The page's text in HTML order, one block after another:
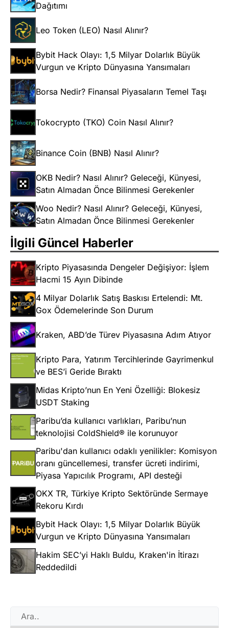
Dağıtımı
Leo Token (LEO) Nasıl Alınır?
Bybit Hack Olayı: 1,5 Milyar Dolarlık Büyük
Vurgun ve Kripto Dünyasına Yansımaları
Borsa Nedir? Finansal Piyasaların Temel Taşı
Tokocrypto (TKO) Coin Nasıl Alınır?
Binance Coin (BNB) Nasıl Alınır?
OKB Nedir? Nasıl Alınır? Geleceği, Künyesi,
Satın Almadan Önce Bilinmesi Gerekenler
Woo Nedir? Nasıl Alınır? Geleceği, Künyesi,
Satın Almadan Önce Bilinmesi Gerekenler
İlgili Güncel Haberler
Kripto Piyasasında Dengeler Değişiyor: İşlem
Hacmi 15 Ayın Dibinde
4 Milyar Dolarlık Satış Baskısı Ertelendi: Mt.
Gox Ödemelerinde Son Durum
Kraken, ABD’de Türev Piyasasına Adım Atıyor
Kripto Para, Yatırım Tercihlerinde Gayrimenkul
ve BES’i Geride Bıraktı
Midas Kripto’nun En Yeni Özelliği: Blokesiz
USDT Staking
Paribu’da kullanıcı varlıkları, Paribu’nun
teknolojisi ColdShield® ile korunuyor
Paribu'dan kullanıcı odaklı yenilikler: Komisyon
oranı güncellemesi, transfer ücreti indirimi,
Piyasa Yapıcılık Programı, API desteği
OKX TR, Türkiye Kripto Sektöründe Sermaye
Rekoru Kırdı
Bybit Hack Olayı: 1,5 Milyar Dolarlık Büyük
Vurgun ve Kripto Dünyasına Yansımaları
Hakim SEC’yi Haklı Buldu, Kraken'in İtirazı
Reddedildi